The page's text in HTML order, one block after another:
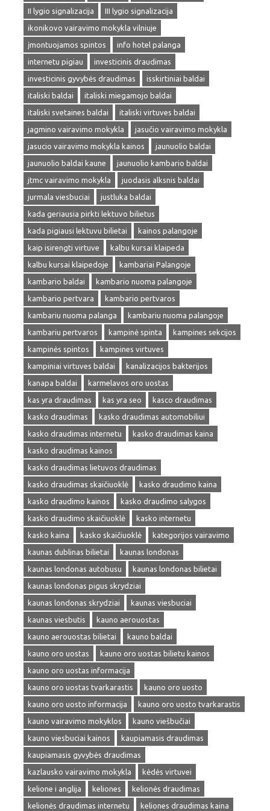
II lygio signalizacija
III lygio signalizacija
ikonikovo vairavimo mokykla vilniuje
įmontuojamos spintos
info hotel palanga
internetu pigiau
investicinis draudimas
investicinis gyvybės draudimas
isskirtiniai baldai
italiski baldai
italiski miegamojo baldai
italiski svetaines baldai
italiski virtuves baldai
jagmino vairavimo mokykla
jasučio vairavimo mokykla
jasucio vairavimo mokykla kainos
jaunuolio baldai
jaunuolio baldai kaune
jaunuolio kambario baldai
jtmc vairavimo mokykla
juodasis alksnis baldai
jurmala viesbuciai
justluka baldai
kada geriausia pirkti lektuvo bilietus
kada pigiausi lektuvu bilietai
kainos palangoje
kaip isirengti virtuve
kalbu kursai klaipeda
kalbu kursai klaipedoje
kambariai Palangoje
kambario baldai
kambario nuoma palangoje
kambario pertvara
kambario pertvaros
kambariu nuoma palanga
kambariu nuoma palangoje
kambariu pertvaros
kampinė spinta
kampines sekcijos
kampinės spintos
kampines virtuves
kampiniai virtuves baldai
kanalizacijos bakterijos
kanapa baldai
karmelavos oro uostas
kas yra draudimas
kas yra seo
kasco draudimas
kasko draudimas
kasko draudimas automobiliui
kasko draudimas internetu
kasko draudimas kaina
kasko draudimas kainos
kasko draudimas lietuvos draudimas
kasko draudimas skaičiuoklė
kasko draudimo kaina
kasko draudimo kainos
kasko draudimo salygos
kasko draudimo skaičiuoklė
kasko internetu
kasko kaina
kasko skaičiuoklė
kategorijos vairavimo
kaunas dublinas bilietai
kaunas londonas
kaunas londonas autobusu
kaunas londonas bilietai
kaunas londonas pigus skrydziai
kaunas londonas skrydziai
kaunas viesbuciai
kaunas viesbutis
kauno aerouostas
kauno aerouostas bilietai
kauno baldai
kauno oro uostas
kauno oro uostas bilietu kainos
kauno oro uostas informacija
kauno oro uostas tvarkarastis
kauno oro uosto
kauno oro uosto informacija
kauno oro uosto tvarkarastis
kauno vairavimo mokyklos
kauno viešbučiai
kauno viesbuciai kainos
kaupiamasis draudimas
kaupiamasis gyvybės draudimas
kazlausko vairavimo mokykla
kėdės virtuvei
kelione i anglija
keliones
kelionės draudimas
kelionės draudimas internetu
keliones draudimas kaina